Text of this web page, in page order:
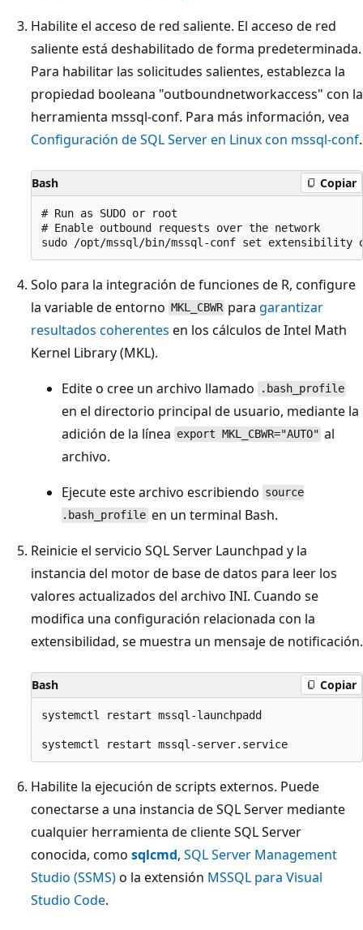
Habilite el acceso de red saliente. El acceso de red
saliente está deshabilitado de forma predeterminada.
Para habilitar las solicitudes salientes, establezca la
propiedad booleana "outboundnetworkaccess" con la
herramienta mssql-conf. Para más información, vea
Configuración de SQL Server en Linux con mssql-conf.
Bash Copiar
# Run as SUDO or root
# Enable outbound requests over the network
Solo para la integración de funciones de R, configure
la variable de entorno MKL_CBWR paragarantizar
resultados coherentes en los cálculos de Intel Math
Kernel Library (MKL).
Edite o cree un archivo llamado
.bash_profile
en el directorio principal de usuario, mediante la
adición de la línea export MKL_CBWR="AUTO" al
archivo.
Ejecute este archivo escribiendo source
.bash_profile en un terminal Bash.
Reinicie el servicio SQL Server Launchpad y la
instancia del motor de base de datos para leer los
valores actualizados del archivo INI. Cuando se
modifica una configuración relacionada con la
extensibilidad, se muestra un mensaje de notificación.
Bash Copiar
systemctl restart mssql-launchpadd
Habilite la ejecución de scripts externos. Puede
conectarse a una instancia de SQL Server mediante
cualquier herramienta de cliente SQL Server
conocida, como sqlcmd, SQL Server Management
Studio (SSMS)o la extensión MSSQL para Visual
Studio Code.